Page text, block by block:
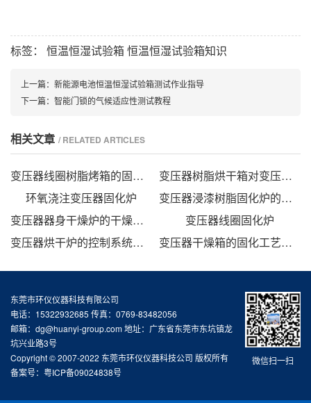
标签： 恒温恒湿试验箱恒温恒湿试验箱知识
上一篇： 新能源电池恒温恒湿试验箱测试作业指导
下一篇： 智能门锁的气候适应性测试教程
相关文章 / RELATED ARTICLES
变压器线圈树脂烤箱的固化时间与温度的影响
变压器树脂烘干箱对变压器的固化处理方法
环氧浇注变压器固化炉
变压器浸漆树脂固化炉的技术方案
变压器器身干燥炉的干燥方法
变压器线圈固化炉
变压器烘干炉的控制系统设计
变压器干燥箱的固化工艺研究
微信扫一扫
东莞市环仪仪器科技有限公司
电话：15322932685 传真：0769-83482056
邮箱：dg@huanyi-group.com 地址：广东省东莞市东坑镇龙
坑兴业路3号
Copyright © 2007-2022 东莞市环仪仪器科技公司 版权所有
备案号： 粤ICP备09024838号